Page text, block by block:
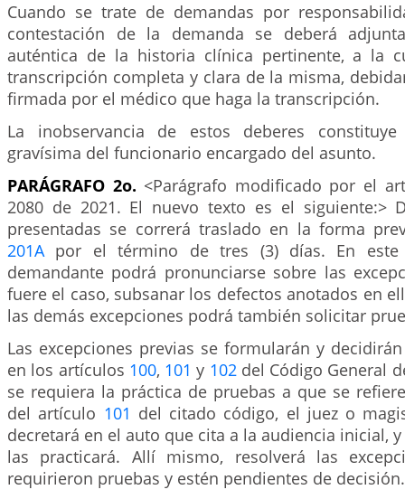
Cuando se trate de demandas por
contestación de la demanda se deberá
auténtica de la historia clínica pertinente, a la
transcripción completa y clara de la misma,
firmada por el médico que haga la transcripción.
La inobservancia de estos deberes
gravísima del funcionario encargado del asunto.
PARÁGRAFO 2o. <Parágrafo modificado por el
2080 de 2021. El nuevo texto es el siguiente:>
presentadas se correrá traslado en la forma
201Apor el término de tres (3) días. En este
demandante podrá pronunciarse sobre las
fuere el caso, subsanar los defectos anotados en
las demás excepciones podrá también solicitar
Las excepciones previas se formularán y
en los artículos 100, 101 y 102del Código General
se requiera la práctica de pruebas a que se
del artículo 101 del citado código, el juez o
decretará en el auto que cita a la audiencia inicial,
las practicará. Allí mismo, resolverá las
requirieron pruebas y estén pendientes de decisión.